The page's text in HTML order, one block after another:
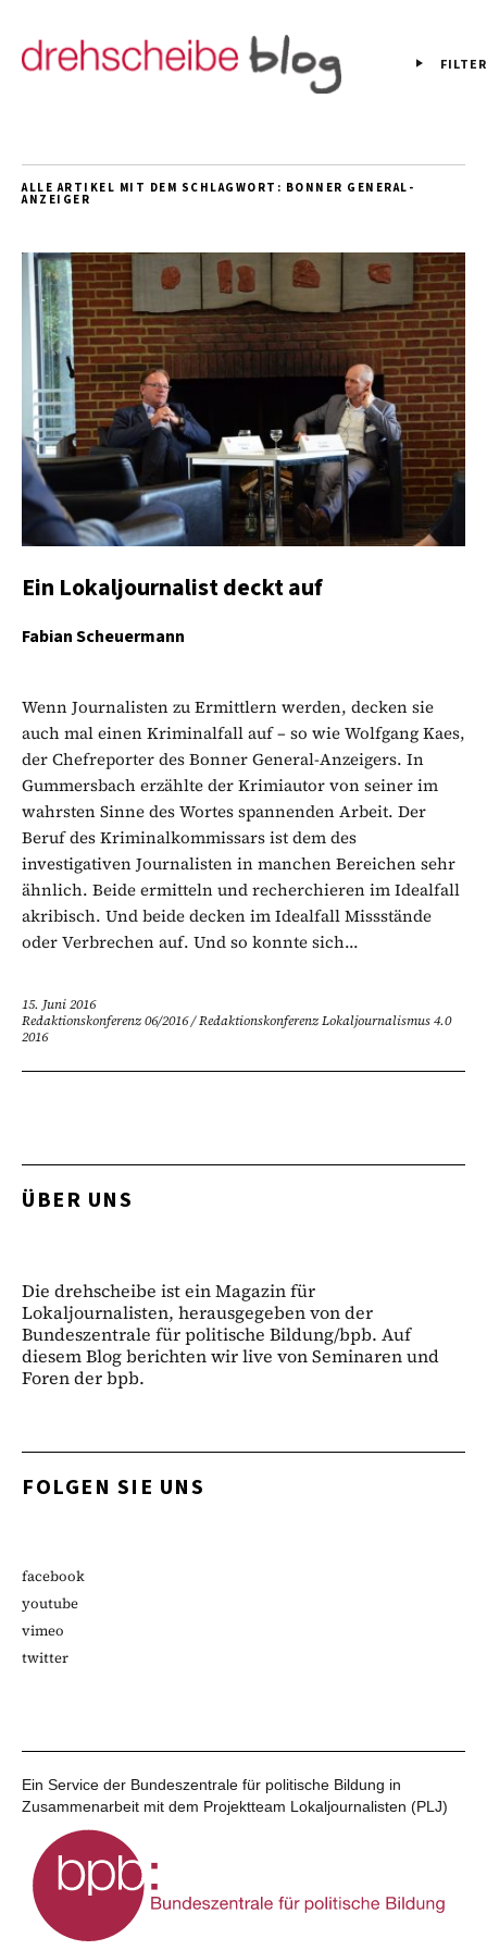
FILTER
ALLE ARTIKEL MIT DEM SCHLAGWORT: BONNER GENERAL-
ANZEIGER
Ein Lokaljournalist deckt auf
Fabian Scheuermann
Wenn Journalisten zu Ermittlern werden, decken sie
auch mal einen Kriminalfall auf – so wie Wolfgang Kaes,
der Chefreporter des Bonner General-Anzeigers. In
Gummersbach erzählte der Krimiautor von seiner im
wahrsten Sinne des Wortes spannenden Arbeit. Der
Beruf des Kriminalkommissars ist dem des
investigativen Journalisten in manchen Bereichen sehr
ähnlich. Beide ermitteln und recherchieren im Idealfall
akribisch. Und beide decken im Idealfall Missstände
oder Verbrechen auf. Und so konnte sich...
15. Juni 2016
Redaktionskonferenz 06/2016/Redaktionskonferenz Lokaljournalismus 4.0
2016
ÜBER UNS
Die drehscheibe ist ein Magazin für
Lokaljournalisten, herausgegeben von der
Bundeszentrale für politische Bildung/bpb. Auf
diesem Blog berichten wir live von Seminaren und
Foren der bpb.
FOLGEN SIE UNS
facebook
youtube
vimeo
twitter
Ein Service der Bundeszentrale für politische Bildung in
Zusammenarbeit mit dem Projektteam Lokaljournalisten (PLJ)